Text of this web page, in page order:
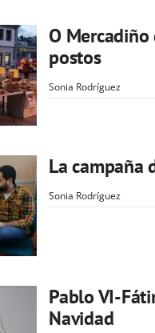
O
postos
Sonia Rodríguez
La campaña
Sonia Rodríguez
Pablo VI-
Navidad